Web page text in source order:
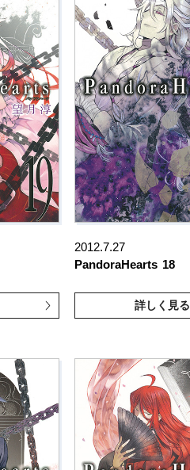
2012.7.27
PandoraHearts 18
詳しく見る